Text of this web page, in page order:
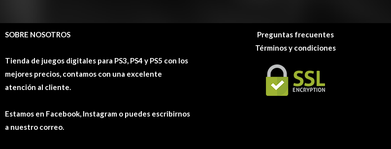
SOBRE NOSOTROS
Tienda de juegos digitales para PS3, PS4 y PS5 con los
mejores precios, contamos con una excelente
atención al cliente.
Estamos en Facebook, Instagram o puedes escribirnos
a nuestro correo.
Preguntas frecuentes
Términos y condiciones